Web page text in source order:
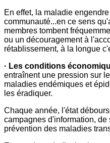
En effet, la maladie
communauté...en ce sens
membres tombent
ou un découragement à
rétablissement, à la longue
· Les conditions
entraînent une pression sur
maladies endémiques et
les éradiquer.
Chaque année, l'état
campagnes d'information,
prévention des maladies